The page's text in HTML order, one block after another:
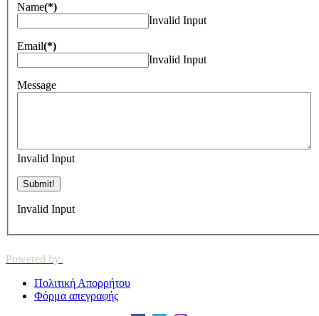
Name(*)
Invalid Input
Email(*)
Invalid Input
Message
Invalid Input
Invalid Input
Powered by
Πολιτική Απορρήτου
Φόρμα απεγραφής